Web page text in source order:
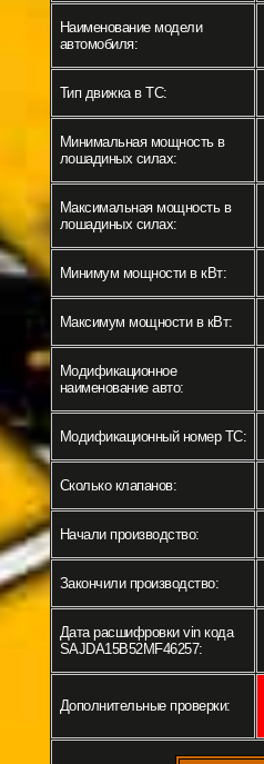
Наименование модели
автомобиля:
Тип движка в ТС:
Минимальная мощность в
лошадиных силах:
Максимальная мощность в
лошадиных силах:
Минимум мощности в кВт:
Максимум мощности в кВт:
Модификационное
наименование авто:
Модификационный номер ТС:
Сколько клапанов:
Начали производство:
Закончили производство:
Дата расшифровки vin кода
SAJDA15B52MF46257:
Дополнительные проверки: